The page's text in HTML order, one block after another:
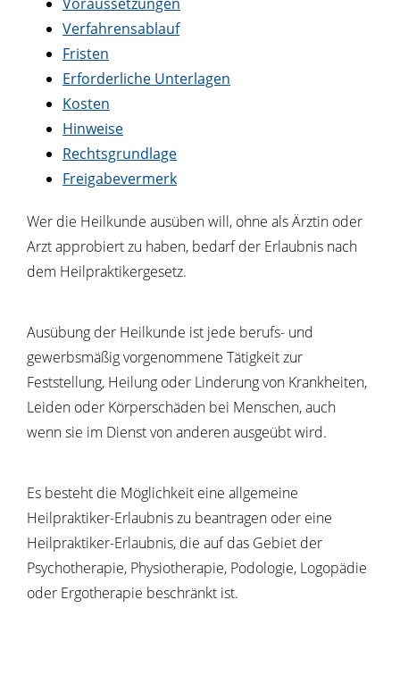
Verfahrensablauf
Fristen
Erforderliche Unterlagen
Kosten
Hinweise
Rechtsgrundlage
Freigabevermerk
Wer die Heilkunde ausüben will, ohne als Ärztin oder
Arzt approbiert zu haben, bedarf der Erlaubnis nach
dem Heilpraktikergesetz.
Ausübung der Heilkunde ist jede berufs- und
gewerbsmäßig vorgenommene Tätigkeit zur
Feststellung, Heilung oder Linderung von Krankheiten,
Leiden oder Körperschäden bei Menschen, auch
wenn sie im Dienst von anderen ausgeübt wird.
Es besteht die Möglichkeit eine allgemeine
Heilpraktiker-Erlaubnis zu beantragen oder eine
Heilpraktiker-Erlaubnis, die auf das Gebiet der
Psychotherapie, Physiotherapie, Podologie, Logopädie
oder Ergotherapie beschränkt ist.